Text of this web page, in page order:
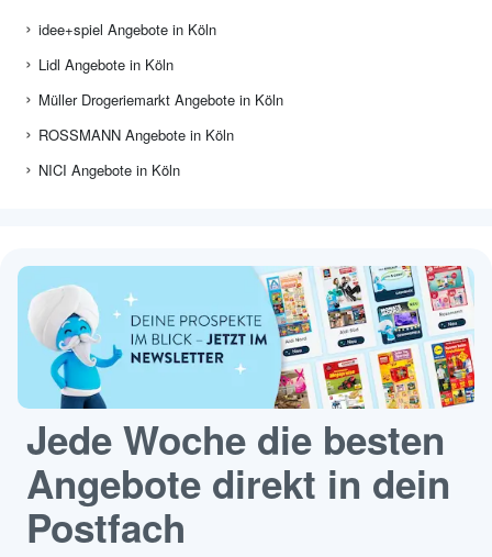
idee+spiel Angebote in Köln
Lidl Angebote in Köln
Müller Drogeriemarkt Angebote in Köln
ROSSMANN Angebote in Köln
NICI Angebote in Köln
Jede Woche die besten
Angebote direkt in dein
Postfach